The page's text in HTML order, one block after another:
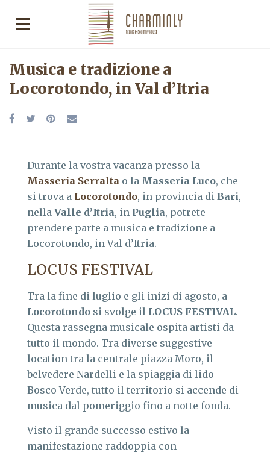
Musica e tradizione a
Locorotondo, in Val d’Itria
Durante la vostra vacanza presso la
Masseria Serralta o la Masseria Luco, che
si trova a Locorotondo, in provincia di Bari,
nella Valle d’Itria, in Puglia, potrete
prendere parte a musica e tradizione a
Locorotondo, in Val d’Itria.
LOCUS FESTIVAL
Tra la fine di luglio e gli inizi di agosto, a
Locorotondo si svolge il LOCUS FESTIVAL.
Questa rassegna musicale ospita artisti da
tutto il mondo. Tra diverse suggestive
location tra la centrale piazza Moro, il
belvedere Nardelli e la spiaggia di lido
Bosco Verde, tutto il territorio si accende di
musica dal pomeriggio fino a notte fonda.
Visto il grande successo estivo la
manifestazione raddoppia con